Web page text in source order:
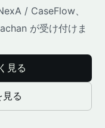
/ CaseFlow、
が受け付けま
見る
る